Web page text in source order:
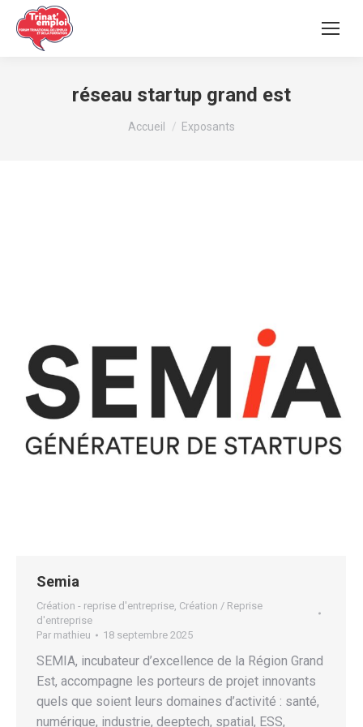
réseau startup grand est
Vous êtes ici :
Accueil Exposants
Semia
Création - reprise d'entreprise, Création / Reprise
d'entreprise
Par mathieu 18 septembre 2025
SEMIA, incubateur d’excellence de la Région Grand
Est, accompagne les porteurs de projet innovants
quels que soient leurs domaines d’activité : santé,
numérique, industrie, deeptech, spatial, ESS,